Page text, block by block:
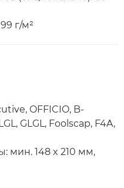
г/м²
OFFICIO, B-
GLGL, Foolscap, F4A,
мин. 148 x 210 мм,